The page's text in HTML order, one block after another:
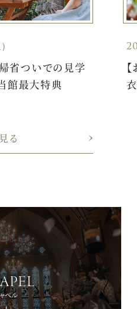
省ついでの見学
館最大特典
る
ペル